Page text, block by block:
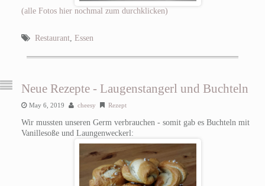
(alle Fotos hier nochmal zum durchklicken)
Restaurant, Essen
Neue Rezepte - Laugenstangerl und Buchteln
May 6, 2019 cheesy Rezept
Wir mussten unseren Germ verbrauchen - somit gab es Buchteln mit
Vanillesoße und Laungenweckerl: